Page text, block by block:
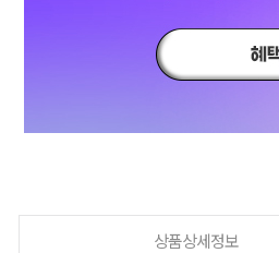
상품상세정보